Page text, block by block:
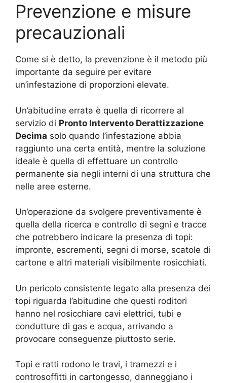
Prevenzione e misure
precauzionali
Come si è detto, la prevenzione è il metodo più
importante da seguire per evitare
un’infestazione di proporzioni elevate.
Un’abitudine errata è quella di ricorrere al
servizio di Pronto Intervento Derattizzazione
Decima solo quando l’infestazione abbia
raggiunto una certa entità, mentre la soluzione
ideale è quella di effettuare un controllo
permanente sia negli interni di una struttura che
nelle aree esterne.
Un’operazione da svolgere preventivamente è
quella della ricerca e controllo di segni e tracce
che potrebbero indicare la presenza di topi:
impronte, escrementi, segni di morse, scatole di
cartone e altri materiali visibilmente rosicchiati.
Un pericolo consistente legato alla presenza dei
topi riguarda l’abitudine che questi roditori
hanno nel rosicchiare cavi elettrici, tubi e
condutture di gas e acqua, arrivando a
provocare conseguenze piuttosto serie.
Topi e ratti rodono le travi, i tramezzi e i
controsoffitti in cartongesso, danneggiano i